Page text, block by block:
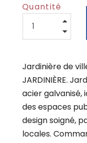
Quantité
Jardinière de
JARDINIÈRE.
acier galvanisé,
des espaces
design soigné,
locales.